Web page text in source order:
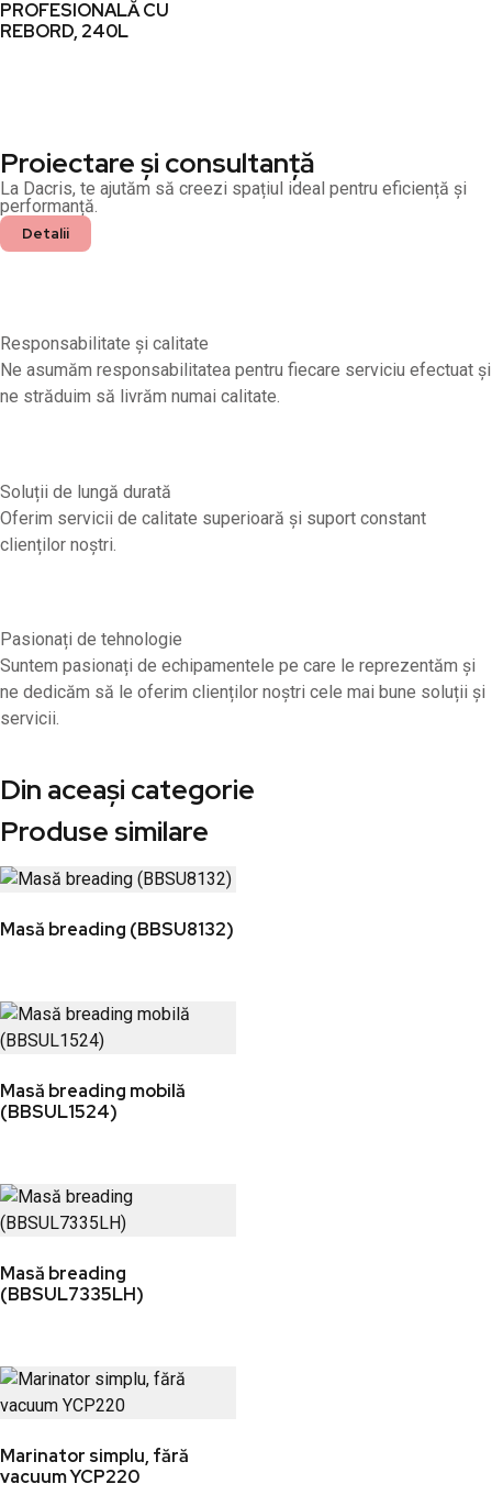
PROFESIONALĂ CU
REBORD, 240L
Proiectare și consultanță
La Dacris, te ajutăm să creezi spațiul ideal pentru eficiență și
performanță.
Detalii
Responsabilitate și calitate
Ne asumăm responsabilitatea pentru fiecare serviciu efectuat și
ne străduim să livrăm numai calitate.
Soluții de lungă durată
Oferim servicii de calitate superioară și suport constant
clienților noștri.
Pasionați de tehnologie
Suntem pasionați de echipamentele pe care le reprezentăm și
ne dedicăm să le oferim clienților noștri cele mai bune soluții și
servicii.
Din aceași categorie
Produse similare
Masă breading (BBSU8132)
Masă breading mobilă
(BBSUL1524)
Masă breading
(BBSUL7335LH)
Marinator simplu, fără
vacuum YCP220